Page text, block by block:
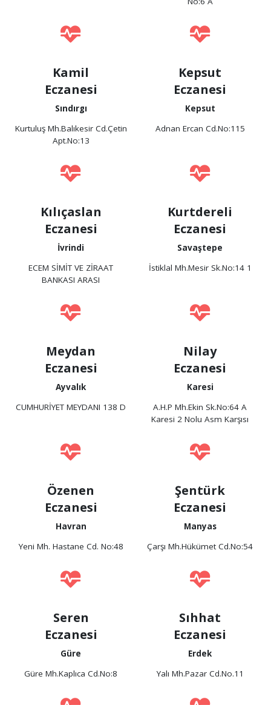
Kamil
Eczanesi
Sındırgı
Kurtuluş Mh.Balıkesir Cd.Çetin
Apt.No:13
Kepsut
Eczanesi
Kepsut
Adnan Ercan Cd.No:115
Kılıçaslan
Eczanesi
İvrindi
ECEM SİMİT VE ZİRAAT
BANKASI ARASI
Kurtdereli
Eczanesi
Savaştepe
İstiklal Mh.Mesir Sk.No:14 1
Meydan
Eczanesi
Ayvalık
CUMHURİYET MEYDANI 138 D
Nilay
Eczanesi
Karesi
A.H.P Mh.Ekin Sk.No:64 A
Karesi 2 Nolu Asm Karşısı
Özenen
Eczanesi
Havran
Yeni Mh. Hastane Cd. No:48
Şentürk
Eczanesi
Manyas
Çarşı Mh.Hükümet Cd.No:54
Seren
Eczanesi
Güre
Güre Mh.Kaplıca Cd.No:8
Sıhhat
Eczanesi
Erdek
Yalı Mh.Pazar Cd.No.11